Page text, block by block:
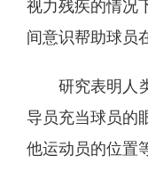
视力残疾的情况
间意识帮助球员
研究表明人
导员充当球员的
他运动员的位置